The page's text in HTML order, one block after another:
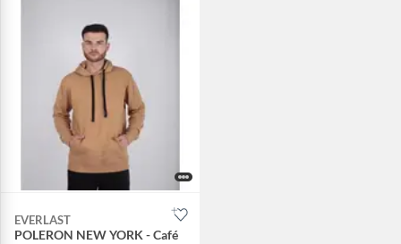
EVERLAST
POLERON NEW YORK - Café